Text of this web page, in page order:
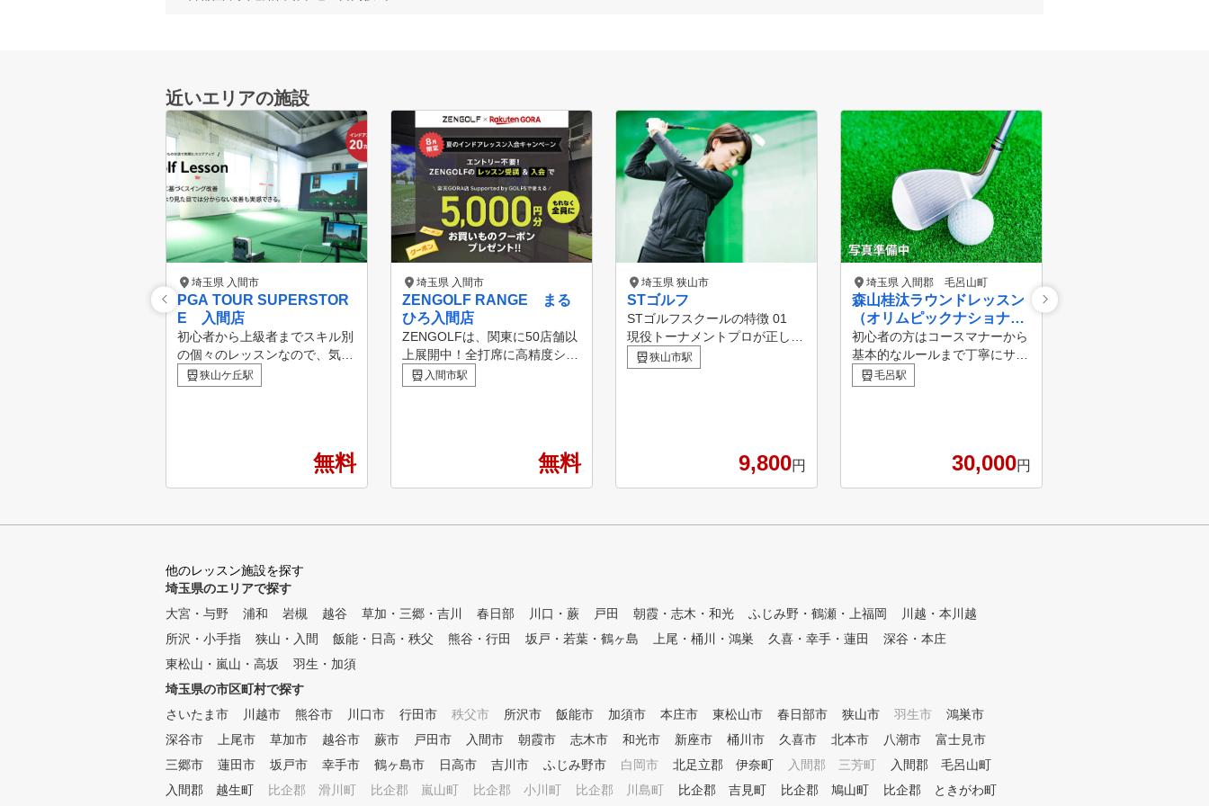
近いエリアの施設
埼玉県 入間市
PGA TOUR SUPERSTOR
E 入間店
初心者から上級者までスキル別
の個々のレッスンなので、気兼
ねなく受講できます！ ■POINT
１ スクール受け放題！ レッ
す。 ■POINT2レッスンカルテ
フ協会) 優しいプロが楽しいレ
ッスンを実施！ 普段聞きにく
いことも気軽に質問できる！
狭山ケ丘駅
無料
埼玉県 入間市
ZENGOLF RANGE まる
ひろ入間店
ZENGOLFは、関東に50店舗以
上展開中！全打席に高精度シミ
ュレーターを完備したレッスン
受け放題・レンジ使い放題の定
度でも受けられて、短期間での
題が「見える化」されます。ま
た、毎回自動的に2方向からス
イング撮影しており、スロー再
レーターを活用した専属プロに
よるレッスン シミュレーター
により「見える化」されたデー
タをもとに、外部資格を有する
専属プロがレッスンをおこない
入間市駅
無料
埼玉県 狭山市
STゴルフ
STゴルフスクールの特徴 01
現役トーナメントプロが正しい
ゴルフスイングを指導 02 分
析機器で、お悩みの原因を効率
ンドアだからできる！傾斜地で
狭山市駅
9,800円
埼玉県 入間郡 毛呂山町
森山桂汰ラウンドレッスン
（オリムピックナショナル
ゴルフクラブ）
初心者の方はコースマナーから
基本的なルールまで丁寧にサポ
ート！ レッスン後には自信を
持ってコースを回れるようにな
毛呂駅
30,000円
他のレッスン施設を探す
埼玉県のエリアで探す
大宮・与野
浦和 岩槻 越谷 草加・三郷・吉川 春日部 川口・蕨 戸田 朝霞・志木・和光 ふじみ野・鶴瀬・上福岡
川越・本川越
所沢・小手指
狭山・入間 飯能・日高・秩父 熊谷・行田 坂戸・若葉・鶴ヶ島 上尾・桶川・鴻巣 久喜・幸手・蓮田
深谷・本庄
東松山・嵐山・高坂
羽生・加須
埼玉県の市区町村で探す
さいたま市
川越市 熊谷市 川口市 行田市 秩父市 所沢市 飯能市 加須市 本庄市 東松山市 春日部市 狭山市 羽生市
鴻巣市
深谷市
上尾市 草加市 越谷市 蕨市 戸田市 入間市 朝霞市 志木市 和光市 新座市 桶川市 久喜市 北本市 八潮市
富士見市
三郷市
蓮田市 坂戸市 幸手市 鶴ヶ島市 日高市 吉川市 ふじみ野市 白岡市 北足立郡 伊奈町 入間郡 三芳町
入間郡 毛呂山町
入間郡 越生町
比企郡 滑川町 比企郡 嵐山町 比企郡 小川町 比企郡 川島町 比企郡 吉見町 比企郡 鳩山町 比企郡 ときがわ町